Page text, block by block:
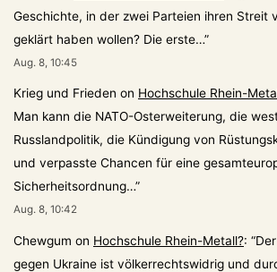
Geschichte, in der zwei Parteien ihren Streit
geklärt haben wollen? Die erste…”
Aug. 8, 10:45
Krieg und Frieden on Hochschule Rhein-
Man kann die NATO-Osterweiterung, die
Russlandpolitik, die Kündigung von
und verpasste Chancen für eine
Sicherheitsordnung…”
Aug. 8, 10:42
Chewgum on Hochschule Rhein-Metall?: “
gegen Ukraine ist völkerrechtswidrig und